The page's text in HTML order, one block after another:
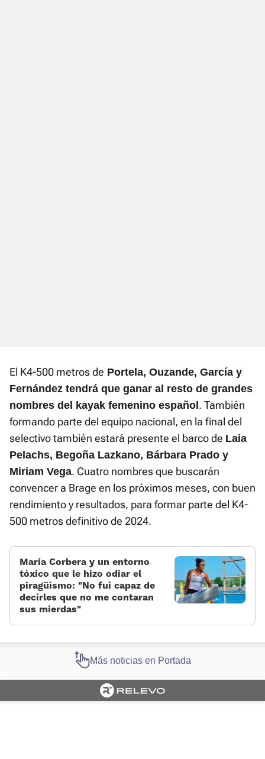
El K4-500 metros de Portela, Ouzande, García y
Fernández tendrá que ganar al resto de grandes
nombres del kayak femenino español . También
formando parte del equipo nacional, en la final del
selectivo también estará presente el barco de Laia
Pelachs, Begoña Lazkano, Bárbara Prado y
Miriam Vega. Cuatro nombres que buscarán
convencer a Brage en los próximos meses, con buen
rendimiento y resultados, para formar parte del K4-
500 metros definitivo de 2024.
María Corbera y un entorno
tóxico que le hizo odiar el
piragüismo: «No fui capaz de
decirles que no me contaran
sus mierdas»
Más noticias en Portada